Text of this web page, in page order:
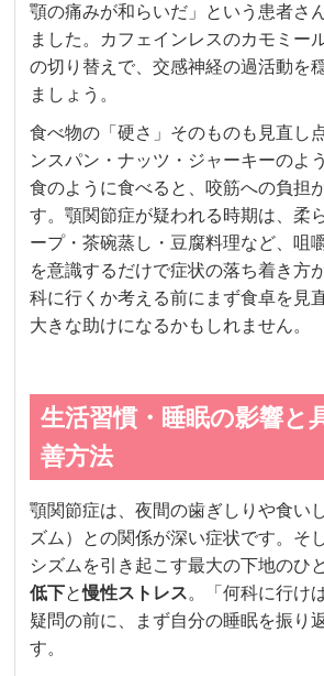
顎の痛みが和らいだ」という患者さ
ました。カフェインレスのカモミー
の切り替えで、交感神経の過活動を
ましょう。
食べ物の「硬さ」そのものも見直し
ンスパン・ナッツ・ジャーキーのよ
食のように食べると、咬筋への負担
す。顎関節症が疑われる時期は、柔
ープ・茶碗蒸し・豆腐料理など、咀
を意識するだけで症状の落ち着き方
科に行くか考える前にまず食卓を見
大きな助けになるかもしれません。
生活習慣・睡眠の影響と
善方法
顎関節症は、夜間の歯ぎしりや食い
ズム）との関係が深い症状です。そ
シズムを引き起こす最大の下地のひ
低下と慢性ストレス。「何科に行け
疑問の前に、まず自分の睡眠を振り
す。